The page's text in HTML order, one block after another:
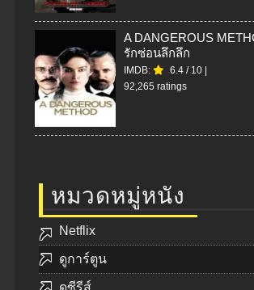
A DANGEROUS
รักซ่อนลึกลึก
IMDB: 6.4 / 10
92,265 ratings
หมวดหมู่หนัง
Netflix
ดูการ์ตูน
ดูซีรีส์